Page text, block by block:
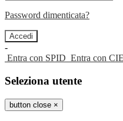
Password dimenticata?
-
Entra con SPID Entra con CIE
Seleziona utente
button close ×